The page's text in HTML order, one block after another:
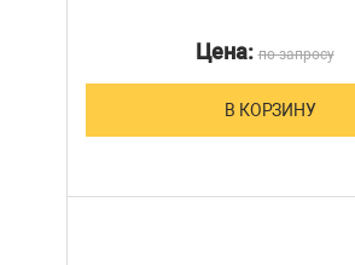
Цена:по запросу
В КОРЗИНУ